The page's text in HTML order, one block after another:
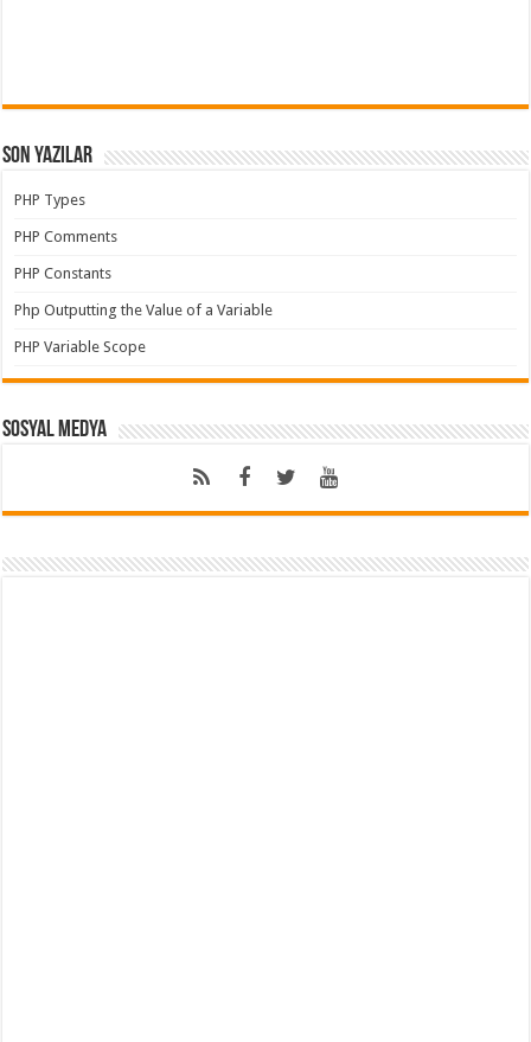
Son Yazılar
PHP Types
PHP Comments
PHP Constants
Php Outputting the Value of a Variable
PHP Variable Scope
Sosyal Medya